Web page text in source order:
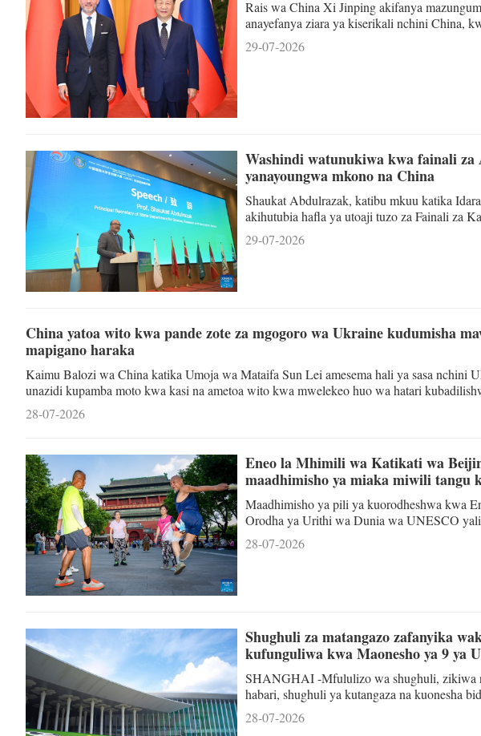
Rais wa China Xi Jinping akifanya
anayefanya ziara ya kiserikali nchini China,
Beijing, Julai 28, 2026. (Xinhua/Li Xiang)
mazungumzo na Rais wa Slovakia Peter
29-07-2026
Washindi watunukiwa kwa fainali
yanayoungwa mkono na China
Shaukat Abdulrazak, katibu mkuu katika
akihutubia hafla ya utoaji tuzo za Fainali za
ya Uvumbuzi ya Wanafunzi wa Vyuo vya
(Xinhua/Yang Guang) NAIROBI - Timu
29-07-2026
China yatoa wito kwa pande zote za mgogoro wa Ukraine kudumisha
mapigano haraka
Kaimu Balozi wa China katika Umoja wa Mataifa Sun Lei amesema hali ya sasa nchini
unazidi kupamba moto kwa kasi na ametoa wito kwa mwelekeo huo wa hatari
Jumatatu kwenye mkutano wa wazi wa dharura juu ya mgogoro wa Ukraine wa Baraza
amesema China inatoa wito kwa pande zote kudumisha mawasiliano, kuwa na dhamira
28-07-2026
Eneo la Mhimili wa Katikati wa
maadhimisho ya miaka miwili tangu
Maadhimisho ya pili ya kuorodheshwa kwa
Orodha ya Urithi wa Dunia wa UNESCO
kwake, mhimili huo wenye urefu wa kilomita
ukivutia watembeleaji wengi zaidi kujionea
28-07-2026
Shughuli za matangazo zafanyika
kufunguliwa kwa Maonesho ya 9 ya
SHANGHAI -Mfululizo wa shughuli, zikiwa
habari, shughuli ya kutangaza na kuonesha
ya Kimataifa ya Uagizaji Bidhaa ya China
Maonyesho na Mikutano cha Kitaifa
28-07-2026